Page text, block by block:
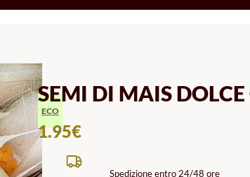
SEMI DI MAIS
ECO
1.95€
Spedizione entro 24/48 ore